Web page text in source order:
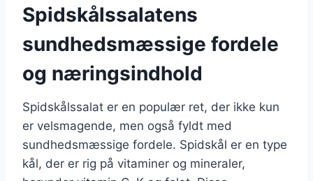
Spidskålssalatens
sundhedsmæssige fordele
og næringsindhold
Spidskålssalat er en populær ret, der ikke kun
er velsmagende, men også fyldt med
sundhedsmæssige fordele. Spidskål er en type
kål, der er rig på vitaminer og mineraler,